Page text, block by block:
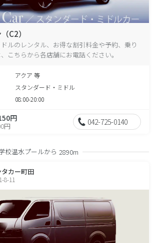
C2）
ルのレンタル、お得な割引料金や予約、乗り
こちらから各店舗にお電話ください。
アクア 等
スタンダード・ミドル
08:00-20:00
円
円 042-725-0140
温水プールから 2890m
タカー町田
8-11